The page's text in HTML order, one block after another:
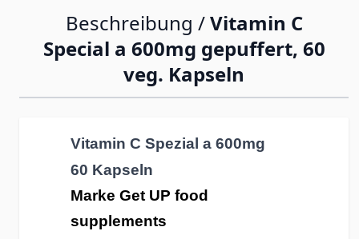
Beschreibung /Vitamin C
Special a 600mg gepuffert, 60
veg. Kapseln
Vitamin C Spezial a 600mg
60 Kapseln
Marke Get UP food
supplements